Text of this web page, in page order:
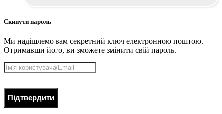
Скинути пароль
Ми надішлемо вам секретний ключ електронною поштою.
Отримавши його, ви зможете змінити свій пароль.
Підтвердити